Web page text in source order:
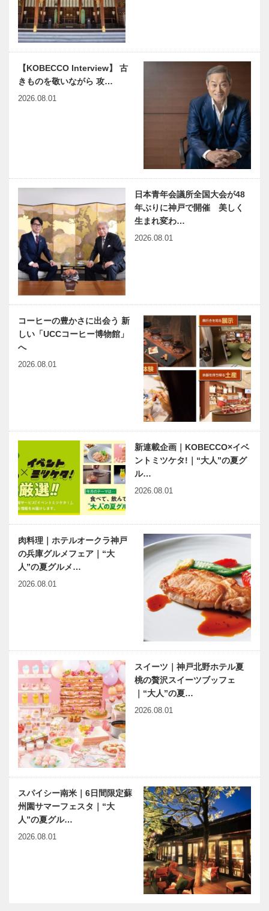
【KOBECCO Interview】 古
きものを敬いながら 攻…
2026.08.01
日本青年会議所全国大会が48
年ぶりに神戸で開催 美しく
生まれ変わ…
2026.08.01
コーヒーの豊かさに出会う 新
しい「UCCコーヒー博物館」
へ
2026.08.01
新連載企画｜KOBECCO×イベ
ントミツケタ!｜“大人”の夏グ
ル…
2026.08.01
肉料理｜ホテルオークラ神戸
の兵庫グルメフェア｜“大
人”の夏グルメ…
2026.08.01
スイーツ｜神戸北野ホテル夏
桃の贅沢スイーツブッフェ
｜“大人”の夏…
2026.08.01
スパイシー南米｜6日間限定蘇
州園サマーフェスタ｜“大
人”の夏グル…
2026.08.01